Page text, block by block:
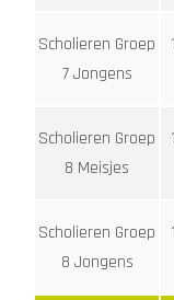
Scholieren Groep
7 Jongens
Scholieren Groep
8 Meisjes
Scholieren Groep
8 Jongens